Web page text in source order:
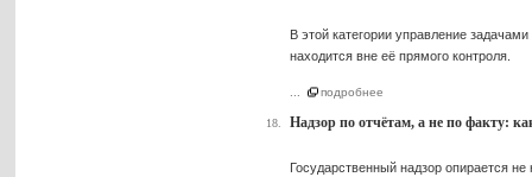
В этой категории управление
находится вне её прямого контроля.
подробнее
18. Надзор по отчётам, а не по факту:
Государственный надзор опирается